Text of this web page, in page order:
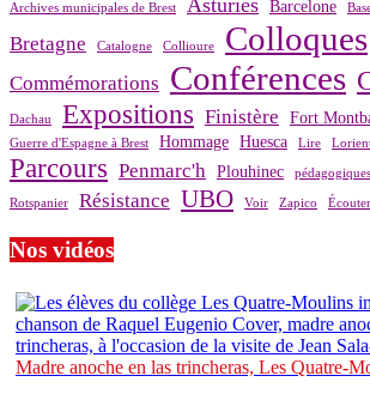
Archives municipales de Brest Asturies Barcelone
Bretagne Catalogne Collioure Colloques
Commémorations Conférences
Dachau Expositions Finistère Fort
Guerre d'Espagne à Brest Hommage Huesca Lire
Parcours Penmarc'h Plouhinec pédagogiques
Rotspanier Résistance UBO Voir Zapico Écouter
Nos vidéos
Madre anoche en las trincheras, Les Quatre-